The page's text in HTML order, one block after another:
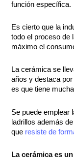
función específica.
Es cierto que la
todo el proceso de
máximo el
La cerámica se
años y destaca
es que tiene
Se puede emplear
ladrillos además
que resiste de
La cerámica es